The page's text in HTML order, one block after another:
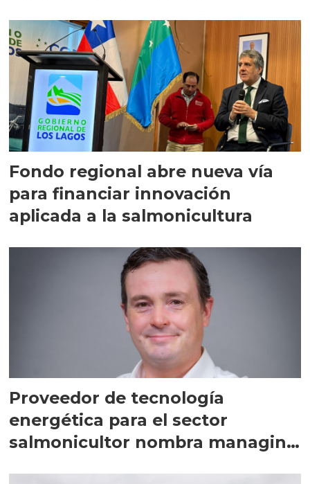
Fondo regional abre nueva vía
para financiar innovación
aplicada a la salmonicultura
Proveedor de tecnología
energética para el sector
salmonicultor nombra managing